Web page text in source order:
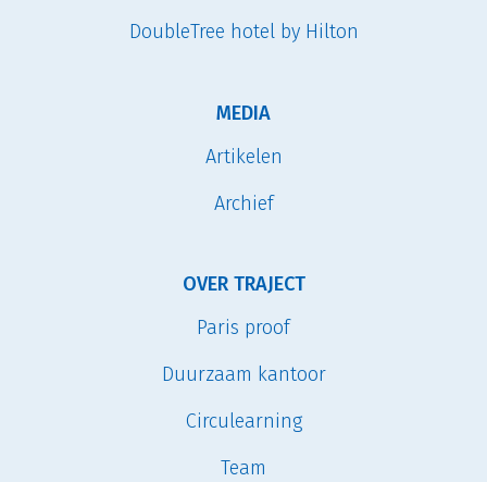
DoubleTree hotel by Hilton
MEDIA
Artikelen
Archief
OVER TRAJECT
Paris proof
Duurzaam kantoor
Circulearning
Team